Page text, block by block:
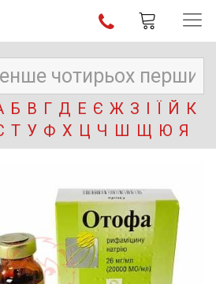
Б В Г Д Е Є Ж З І Ї Й К
Т У Ф Х Ц Ч Ш Щ Ю Я